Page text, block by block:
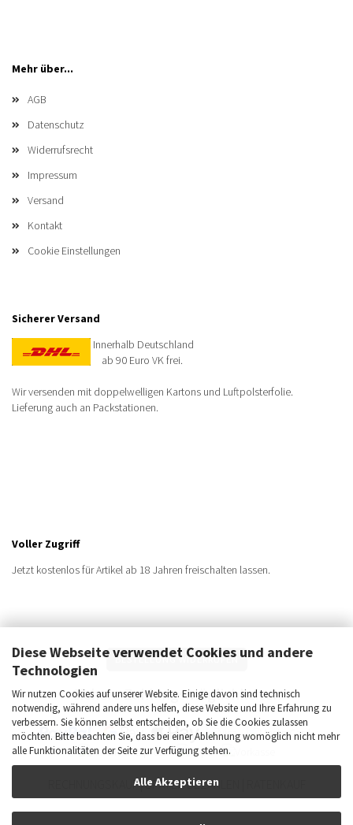
Diese Webseite verwendet Cookies und andere
Technologien
Wir nutzen Cookies auf unserer Website. Einige davon sind technisch
notwendig, während andere uns helfen, diese Website und Ihre Erfahrung zu
verbessern. Sie können selbst entscheiden, ob Sie die Cookies zulassen
möchten. Bitte beachten Sie, dass bei einer Ablehnung womöglich nicht mehr
alle Funktionalitäten der Seite zur Verfügung stehen.
Alle Akzeptieren
Mehr über...
AGB
Datenschutz
Widerrufsrecht
Impressum
Versand
Kontakt
Cookie Einstellungen
Sicherer Versand
Innerhalb Deutschland
ab 90 Euro VK frei.
Wir versenden mit doppelwelligen Kartons und Luftpolsterfolie.
Lieferung auch an Packstationen.
Voller Zugriff
Jetzt kostenlos für Artikel ab 18 Jahren freischalten lassen.
BESTELLUNG WIDERRUFEN
Sichere Zahlungsmöglichkeiten
RECHNUNGSKAUF | SPÄTER BEZAHLEN | RATENKAUF